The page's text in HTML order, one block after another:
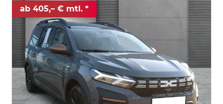
ab 405,– € mtl.